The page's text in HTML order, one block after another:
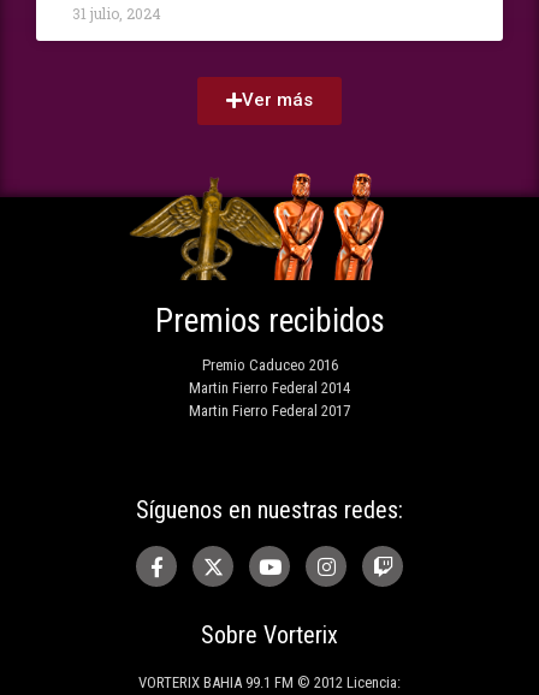
31 julio, 2024
Ver más
Sobre Vorterix
VORTERIX BAHIA 99.1 FM © 2012 Licencia:
Síguenos en nuestras redes:
Premios recibidos
Premio Caduceo 2016
Martin Fierro Federal 2014
Martin Fierro Federal 2017